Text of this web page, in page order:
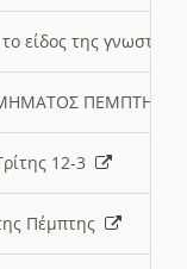
το είδος της
12-3
Πέμπτης